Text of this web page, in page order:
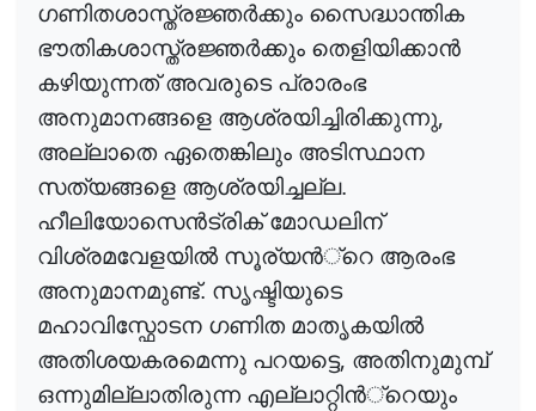
ഗണിതശാസ്ത്രജ്ഞർക്കും സൈദ്ധാന്തിക
ഭൗതികശാസ്ത്രജ്ഞർക്കും തെളിയിക്കാൻ
കഴിയുന്നത് അവരുടെ പ്രാരംഭ
അനുമാനങ്ങളെ ആശ്രയിച്ചിരിക്കുന്നു,
അല്ലാതെ ഏതെങ്കിലും അടിസ്ഥാന
സത്യങ്ങളെ ആശ്രയിച്ചല്ല.
ഹീലിയോസെൻട്രിക്മോഡലിന്
വിശ്രമവേളയിൽസൂര്യൻ്റെ ആരംഭ
അനുമാനമുണ്ട്. സൃഷ്ടിയുടെ
മഹാവിസ്ഫോടന ഗണിത മാതൃകയിൽ
അതിശയകരമെന്നു പറയട്ടെ, അതിനുമുമ്പ്
ഒന്നുമില്ലാതിരുന്ന എല്ലാറ്റിൻ്റെയും